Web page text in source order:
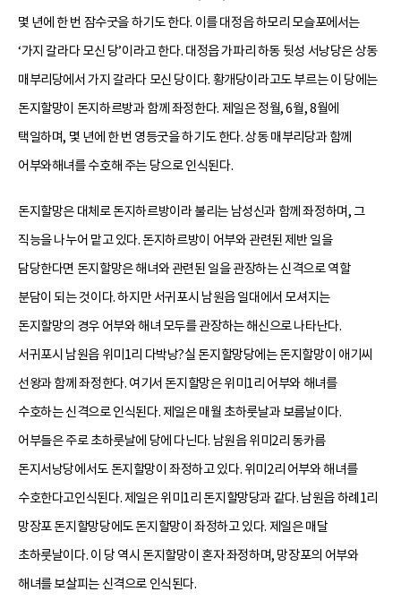
몇 년에 한 번 잠수굿을 하기도 한다. 이를 대정읍 하모리 모슬포에서는
‘가지 갈라다 모신 당’이라고 한다. 대정읍 가파리 하동 뒷성 서낭당은 상동
매부리당에서 가지 갈라다 모신 당이다. 황개당이라고도 부르는 이 당에는
돈지할망이 돈지하르방과 함께 좌정한다. 제일은 정월, 6월, 8월에
택일하며, 몇 년에 한 번 영등굿을 하기도 한다. 상동 매부리당과 함께
어부와해녀를 수호해 주는 당으로 인식된다.
돈지할망은 대체로 돈지하르방이라 불리는 남성신과 함께 좌정하며, 그
직능을 나누어 맡고 있다. 돈지하르방이 어부와 관련된 제반 일을
담당한다면 돈지할망은 해녀와 관련된 일을 관장하는 신격으로 역할
분담이 되는 것이다. 하지만 서귀포시 남원읍 일대에서 모셔지는
돈지할망의 경우 어부와 해녀 모두를 관장하는 해신으로 나타난다.
서귀포시 남원읍 위미1리 다박낭?실 돈지할망당에는 돈지할망이 애기씨
선왕과 함께 좌정한다. 여기서 돈지할망은 위미1리 어부와 해녀를
수호하는 신격으로 인식된다. 제일은 매월 초하룻날과 보름날이다.
어부들은 주로 초하룻날에 당에 다닌다. 남원읍 위미2리 동카름
돈지서낭당에서도 돈지할망이 좌정하고 있다. 위미2리 어부와 해녀를
수호한다고인식된다. 제일은 위미1리 돈지할망당과 같다. 남원읍 하례1리
망장포 돈지할망당에도 돈지할망이 좌정하고 있다. 제일은 매달
초하룻날이다. 이 당 역시 돈지할망이 혼자 좌정하며, 망장포의 어부와
해녀를 보살피는 신격으로 인식된다.